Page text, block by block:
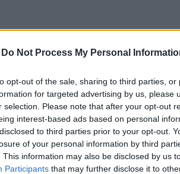
Do Not Process My Personal
opt-out of the sale, sharing to third parties,
for targeted advertising by us, please
selection. Please note that after your opt-out
interest-based ads based on personal
to third parties prior to your opt-out.
of your personal information by third
This information may also be disclosed by us
Participants that may further disclose it to